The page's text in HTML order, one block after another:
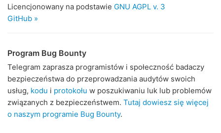
Licencjonowany na podstawie GNU AGPL v. 3
GitHub »
Program Bug Bounty
Telegram zaprasza programistów i społeczność badaczy
bezpieczeństwa do przeprowadzania audytów swoich
usług, kodu i protokołu w poszukiwaniu luk lub problemów
związanych z bezpieczeństwem. Tutaj dowiesz się więcej
o naszym programie Bug Bounty.